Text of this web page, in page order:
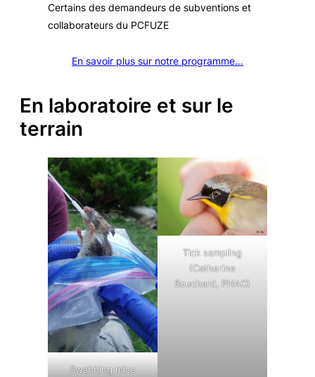
Certains des demandeurs de subventions et
collaborateurs du PCFUZE
En savoir plus sur notre programme…
En laboratoire et sur le
terrain
Swabbing mice
Tick sampling
(Catherine
Bouchard, PHAC)